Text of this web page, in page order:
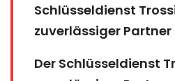
Schlüsseldienst
zuverlässiger
Der Schlüsseldienst